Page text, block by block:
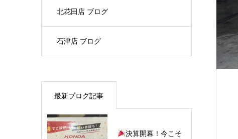
北花田店 ブログ
石津店 ブログ
最新ブログ記事
決算開幕！今こそ